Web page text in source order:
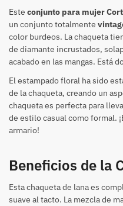
Este conjunto para mujer
un conjunto totalmente
color burdeos. La chaqueta
de diamante incrustados,
acabado en las mangas. Está
El estampado floral ha sido
de la chaqueta, creando un
chaqueta es perfecta para
de estilo casual como formal.
armario!
Beneficios de la
Esta chaqueta de lana es
suave al tacto. La mezcla de